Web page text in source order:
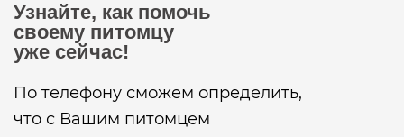
Узнайте, как помочь
своему питомцу
уже сейчас!
По телефону сможем определить,
что с Вашим питомцем